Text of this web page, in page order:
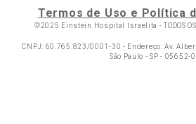
Termos de Uso e Política
©2025 Einstein Hospital Israelita -TODOS
CNPJ: 60.765.823/0001-30 - Endereço: Av.
São Paulo - SP - 05652-